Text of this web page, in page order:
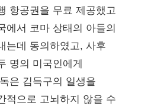
항공권을 무료 제공했고
에서 코마 상태의 아들의
는데 동의하였고, 사후
명의 미국인에게
은 김득구의 일생을
적으로 고뇌하지 않을 수